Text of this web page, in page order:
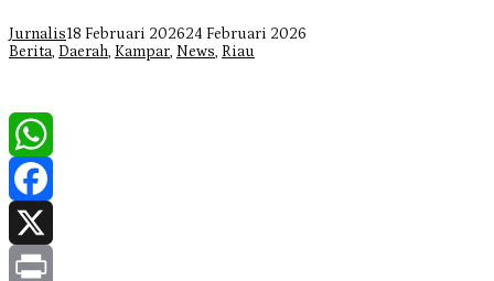
Jurnalis18 Februari 202624 Februari 2026
Berita, Daerah, Kampar, News, Riau
WhatsApp
Facebook
X